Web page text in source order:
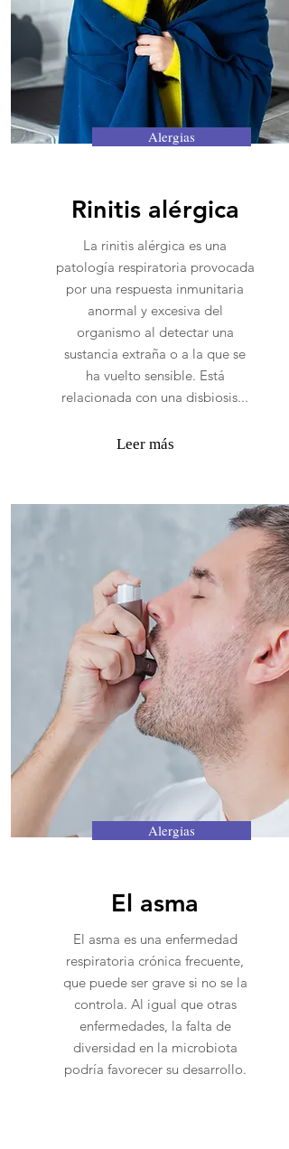
Alergias
Rinitis alérgica
La rinitis alérgica es una
patología respiratoria provocada
por una respuesta inmunitaria
anormal y excesiva del
organismo al detectar una
sustancia extraña o a la que se
ha vuelto sensible. Está
relacionada con una disbiosis...
Leer más
Alergias
El asma
El asma es una enfermedad
respiratoria crónica frecuente,
que puede ser grave si no se la
controla. Al igual que otras
enfermedades, la falta de
diversidad en la microbiota
podría favorecer su desarrollo.